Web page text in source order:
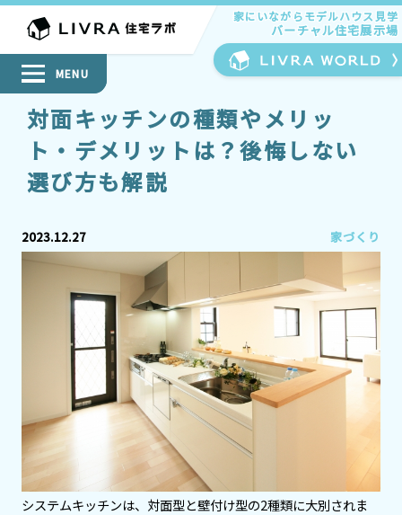
MENU
家にいながらモデルハウス見学
家にいながらモデルハウス見学
バーチャル住宅展示場
バーチャル住宅展示場
対面キッチンの種類やメリッ
ト・デメリットは？後悔しない
選び方も解説
2023.12.27 家づくり
システムキッチンは、対面型と壁付け型の2種類に大別されま